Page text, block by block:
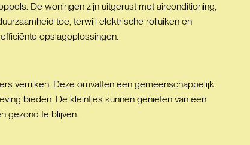
De woningen zijn uitgerust met airconditioning,
toe, terwijl elektrische rolluiken en
opslagoplossingen.
verrijken. Deze omvatten een gemeenschappelijk
bieden. De kleintjes kunnen genieten van een
gezond te blijven.